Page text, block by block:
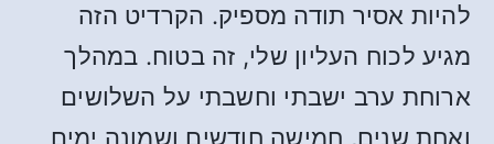
להיות אסיר תודה מספיק. הקרדיט הזה
מגיע לכוח העליון שלי, זה בטוח. במהלך
ארוחת ערב ישבתי וחשבתי על השלושים
ואחת שנים, חמישה חודשים ושמונה ימים